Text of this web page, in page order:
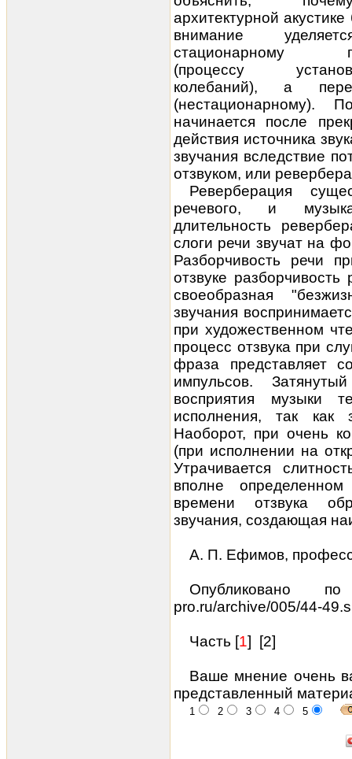
архитектурной
внимание
стационарному
(процессу
колебаний), а
(нестационарному).
начинается после
действия источника
звучания вследствие
отзвуком, или
Реверберация
речевого, и
длительность
слоги речи звучат на
Разборчивость речи
отзвуке
своеобразная
звучания
при художественном
процесс отзвука при
фраза представляет
импульсов.
восприятия музыки
исполнения, так как
Наоборот, при очень
(при исполнении на
Утрачивается
вполне
времени отзвука
звучания, создающая
А. П. Ефимов,
Опубликовано по
pro.ru/archive/005/44-
Часть [1] [2]
Ваше мнение очень
представленный
1 2 3 4 5